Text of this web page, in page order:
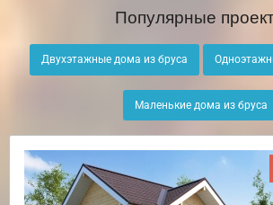
Популярные
Двухэтажные дома из бруса
Маленькие дома из бруса